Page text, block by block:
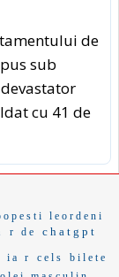
de
sub
cu 41 de
leordeni
r de chatgpt
ia r cels
bilete